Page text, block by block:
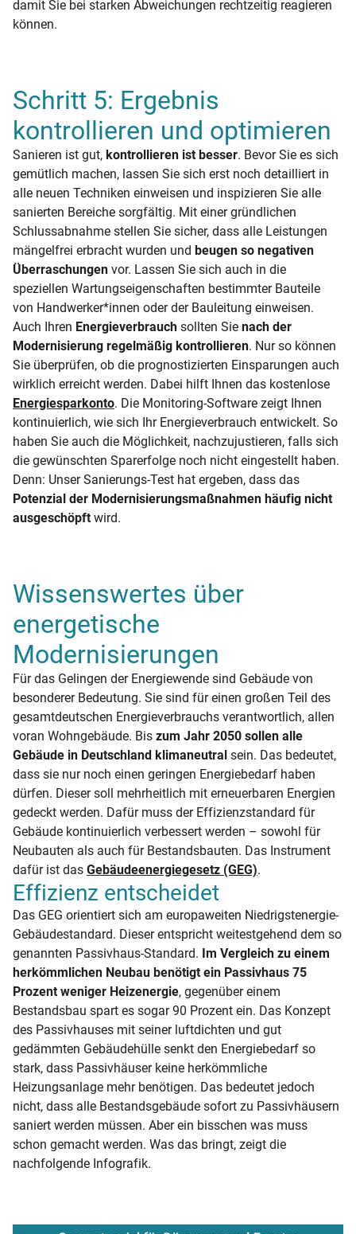
damit Sie bei starken Abweichungen rechtzeitig reagieren
können.
Schritt 5: Ergebnis
kontrollieren und optimieren
Sanieren ist gut, kontrollieren ist besser. Bevor Sie es sich
gemütlich machen, lassen Sie sich erst noch detailliert in
alle neuen Techniken einweisen und inspizieren Sie alle
sanierten Bereiche sorgfältig. Mit einer gründlichen
Schlussabnahme stellen Sie sicher, dass alle Leistungen
mängelfrei erbracht wurden und beugen so negativen
Überraschungen vor. Lassen Sie sich auch in die
speziellen Wartungseigenschaften bestimmter Bauteile
von Handwerker*innen oder der Bauleitung einweisen.
Auch Ihren Energieverbrauch sollten Sie nach der
Modernisierung regelmäßig kontrollieren. Nur so können
Sie überprüfen, ob die prognostizierten Einsparungen auch
wirklich erreicht werden. Dabei hilft Ihnen das kostenlose
Energiesparkonto. Die Monitoring-Software zeigt Ihnen
kontinuierlich, wie sich Ihr Energieverbrauch entwickelt. So
haben Sie auch die Möglichkeit, nachzujustieren, falls sich
die gewünschten Sparerfolge noch nicht eingestellt haben.
Denn: Unser Sanierungs-Test hat ergeben, dass das
Potenzial der Modernisierungsmaßnahmen häufig nicht
ausgeschöpft wird.
Wissenswertes über
energetische
Modernisierungen
Für das Gelingen der Energiewende sind Gebäude von
besonderer Bedeutung. Sie sind für einen großen Teil des
gesamtdeutschen Energieverbrauchs verantwortlich, allen
voran Wohngebäude. Bis zum Jahr 2050 sollen alle
Gebäude in Deutschland klimaneutral sein. Das bedeutet,
dass sie nur noch einen geringen Energiebedarf haben
dürfen. Dieser soll mehrheitlich mit erneuerbaren Energien
gedeckt werden. Dafür muss der Effizienzstandard für
Gebäude kontinuierlich verbessert werden – sowohl für
Neubauten als auch für Bestandsbauten. Das Instrument
dafür ist das Gebäudeenergiegesetz (GEG).
Effizienz entscheidet
Das GEG orientiert sich am europaweiten Niedrigstenergie-
Gebäudestandard. Dieser entspricht weitestgehend dem so
genannten Passivhaus-Standard. Im Vergleich zu einem
herkömmlichen Neubau benötigt ein Passivhaus 75
Prozent weniger Heizenergie, gegenüber einem
Bestandsbau spart es sogar 90 Prozent ein. Das Konzept
des Passivhauses mit seiner luftdichten und gut
gedämmten Gebäudehülle senkt den Energiebedarf so
stark, dass Passivhäuser keine herkömmliche
Heizungsanlage mehr benötigen. Das bedeutet jedoch
nicht, dass alle Bestandsgebäude sofort zu Passivhäusern
saniert werden müssen. Aber ein bisschen was muss
schon gemacht werden. Was das bringt, zeigt die
nachfolgende Infografik.